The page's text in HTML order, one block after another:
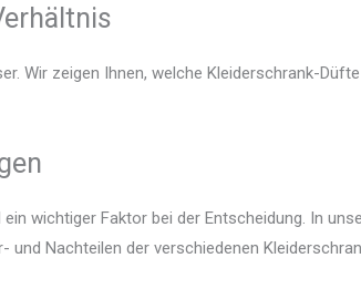
Wir zeigen Ihnen, welche Kleiderschrank-
wichtiger Faktor bei der Entscheidung. In
und Nachteilen der verschiedenen